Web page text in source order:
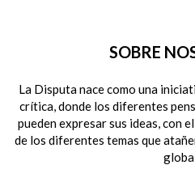
SOBRE
La Disputa nace como una
crítica, donde los diferentes
pueden expresar sus ideas, con
de los diferentes temas que